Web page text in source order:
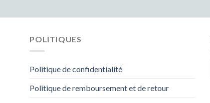
POLITIQUES
Politique de confidentialité
Politique de remboursement et de retour